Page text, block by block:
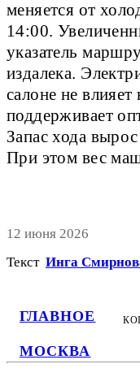
ГЛАВНОЕ
МОСКВА
меняется от
14:00.
указатель
издалека.
салоне не
поддерживает
Запас хода
При этом вес
12 июня 2026
Текст Инга